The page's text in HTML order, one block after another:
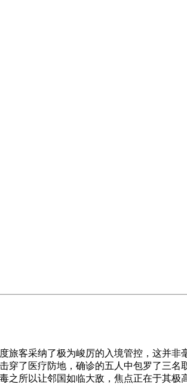
客采纳了极为峻厉的入境管控，这并非
穿了医疗防地，确诊的五人中包罗了三
之所以让邻国如临大敌，焦点正在于其